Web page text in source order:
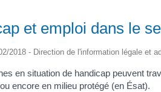
et emploi dans le
2018 - Direction de l'information légale et
en situation de handicap peuvent
encore en milieu protégé (en Ésat).